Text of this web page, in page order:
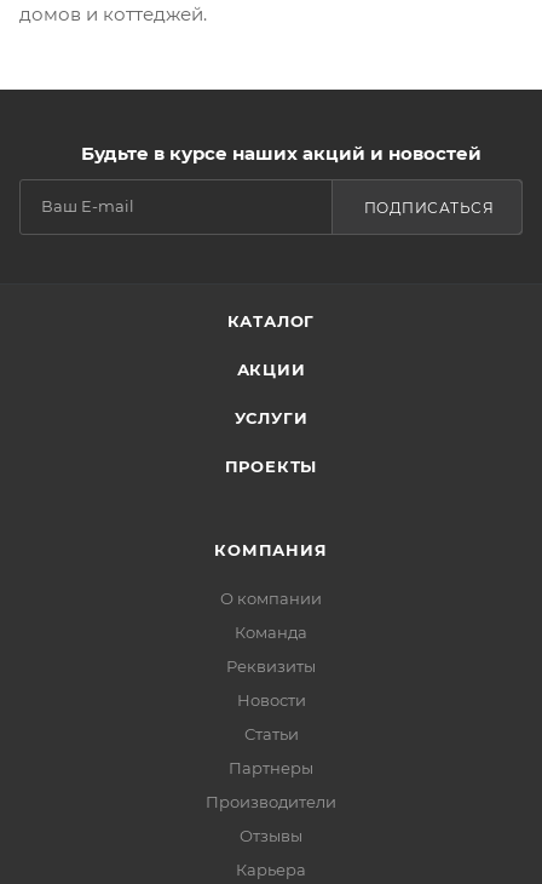
домов и коттеджей.
Будьте в курсе наших акций и новостей
ПОДПИСАТЬСЯ
КАТАЛОГ
АКЦИИ
УСЛУГИ
ПРОЕКТЫ
КОМПАНИЯ
О компании
Команда
Реквизиты
Новости
Статьи
Партнеры
Производители
Отзывы
Карьера